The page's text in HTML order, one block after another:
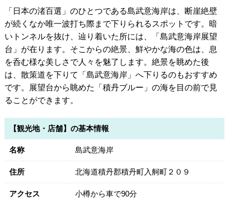
「日本の渚百選」のひとつである島武意海岸は、断崖絶壁
が続くなか唯一波打ち際まで下りられるスポットです。暗
いトンネルを抜け、辿り着いた所には、「島武意海岸展望
台」が在ります。そこからの絶景、鮮やかな海の色は、息
を呑む様な美しさで人々を魅了します。絶景を眺めた後
は、散策道を下りて「島武意海岸」へ下りるのもおすすめ
です。展望台から眺めた「積丹ブルー」の海を目の前で見
ることができます。
【観光地・店舗】の基本情報
名称 島武意海岸
住所 北海道積丹郡積丹町入舸町２０９
アクセス 小樽から車で90分